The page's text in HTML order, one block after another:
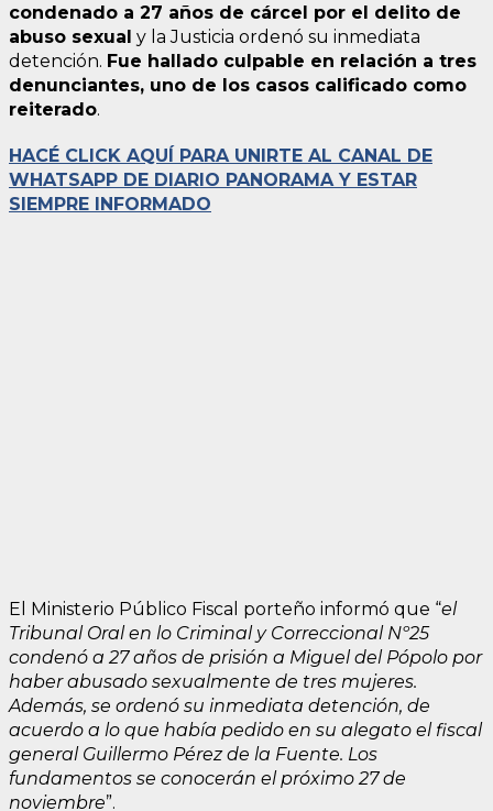
condenado a 27 años de cárcel por el delito de
abuso sexual y la Justicia ordenó su inmediata
detención. Fue hallado culpable en relación a tres
denunciantes, uno de los casos calificado como
reiterado.
HACÉ CLICK AQUÍ PARA UNIRTE AL CANAL DE
WHATSAPP DE DIARIO PANORAMA Y ESTAR
SIEMPRE INFORMADO
El Ministerio Público Fiscal porteño informó que “el
Tribunal Oral en lo Criminal y Correccional Nº25
condenó a 27 años de prisión a Miguel del Pópolo por
haber abusado sexualmente de tres mujeres.
Además, se ordenó su inmediata detención, de
acuerdo a lo que había pedido en su alegato el fiscal
general Guillermo Pérez de la Fuente. Los
fundamentos se conocerán el próximo 27 de
noviembre”.